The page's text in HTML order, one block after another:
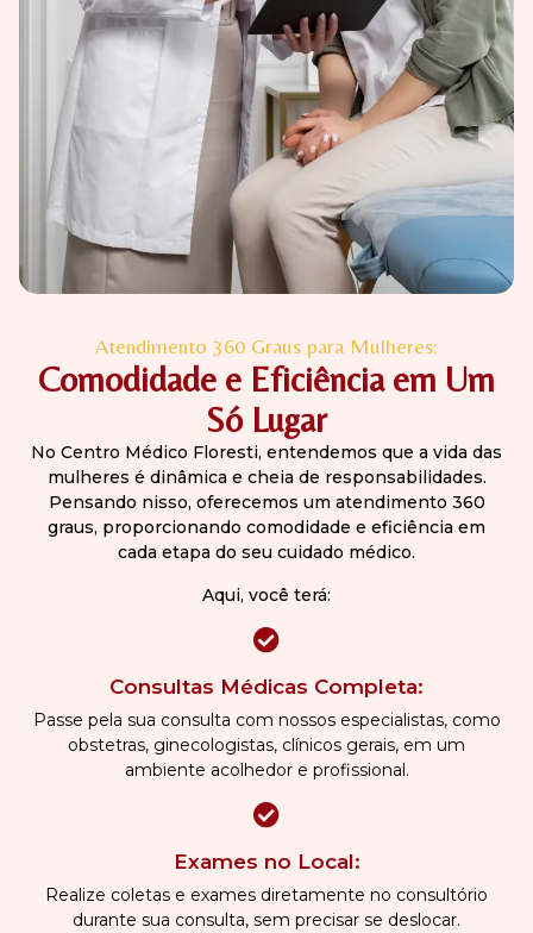
Atendimento 360 Graus para Mulheres:
Comodidade e Eficiência em Um
Só Lugar
No Centro Médico Floresti, entendemos que a vida das
mulheres é dinâmica e cheia de responsabilidades.
Pensando nisso, oferecemos um atendimento 360
graus, proporcionando comodidade e eficiência em
cada etapa do seu cuidado médico.
Aqui, você terá:
Consultas Médicas Completa:
Passe pela sua consulta com nossos especialistas, como
obstetras, ginecologistas, clínicos gerais, em um
ambiente acolhedor e profissional.
Exames no Local:
Realize coletas e exames diretamente no consultório
durante sua consulta, sem precisar se deslocar.